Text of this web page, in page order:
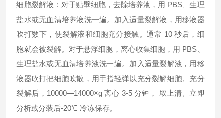
细胞裂解液：对于贴壁细胞，去除培养液，用 PBS、生理
盐水或无血清培养液洗一遍。加入适量裂解液，用移液器
吹打数下，使裂解液和细胞充分接触。通常 10 秒后，细
胞就会被裂解。对于悬浮细胞，离心收集细胞，用 PBS、
生理盐水或无血清培养液洗一遍。加入适量裂解液，用移
液器吹打把细胞吹散，用手指轻弹以充分裂解细胞。充分
裂解后，10000—14000×g 离心 3-5 分钟， 取上清。立即
分析或分装后-20℃ 冷冻保存。